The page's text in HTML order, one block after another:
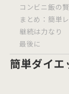
コンビニ飯の
まとめ：簡単
継続は力なり
最後に
簡単ダイエ